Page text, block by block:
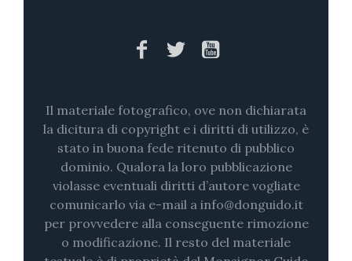
Il materiale fotografico, ove non dichiarata
la dicitura di copyright e i diritti di utilizzo, è
stato in buona fede ritenuto di pubblico
dominio. Qualora la loro pubblicazione
violasse eventuali diritti d’autore vogliate
comunicarlo via e-mail a info@donguido.it
per provvedere alla conseguente rimozione
o modificazione. Il resto del materiale